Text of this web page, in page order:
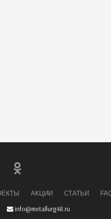
АКЦИИ СТАТЬИ
info@metallurg48.ru